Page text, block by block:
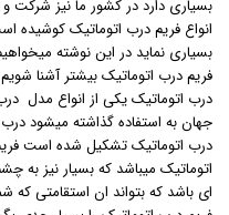
بسیاری دارد در کشور ما نیز شرکت
انواع فریم درب اتوماتیک
بسیاری نماید در این نوشته
فریم درب اتوماتیک بیشتر آشنا
درب اتوماتیک یکی از انواع مدل
جهان به استفاده گذاشته میشود
درب اتوماتیک تشکیل شده است
اتوماتیک میباشد که بسیار نیز به
ای باشد که بتواند ان استقامتی که